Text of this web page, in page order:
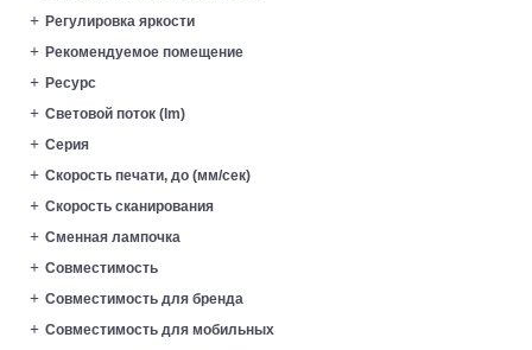
Регулировка яркости
Рекомендуемое помещение
Ресурс
Световой поток (lm)
Серия
Скорость печати, до (мм/сек)
Скорость сканирования
Сменная лампочка
Совместимость
Совместимость для бренда
Совместимость для мобильных